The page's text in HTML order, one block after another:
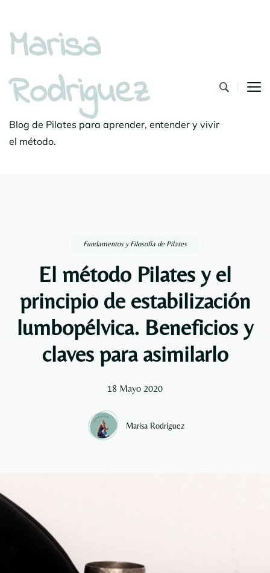
Marisa
Rodriguez
Blog de Pilates para aprender, entender y vivir
el método.
Fundamentos y Filosofía de Pilates
El método Pilates y el
principio de estabilización
lumbopélvica. Beneficios y
claves para asimilarlo
18 Mayo 2020
Marisa Rodriguez